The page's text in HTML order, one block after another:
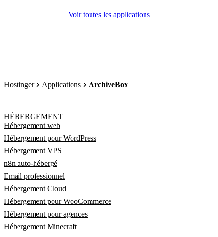
Voir toutes les applications
Hostinger Applications ArchiveBox
HÉBERGEMENT
Hébergement web
Hébergement pour WordPress
Hébergement VPS
n8n auto-hébergé
Email professionnel
Hébergement Cloud
Hébergement pour WooCommerce
Hébergement pour agences
Hébergement Minecraft